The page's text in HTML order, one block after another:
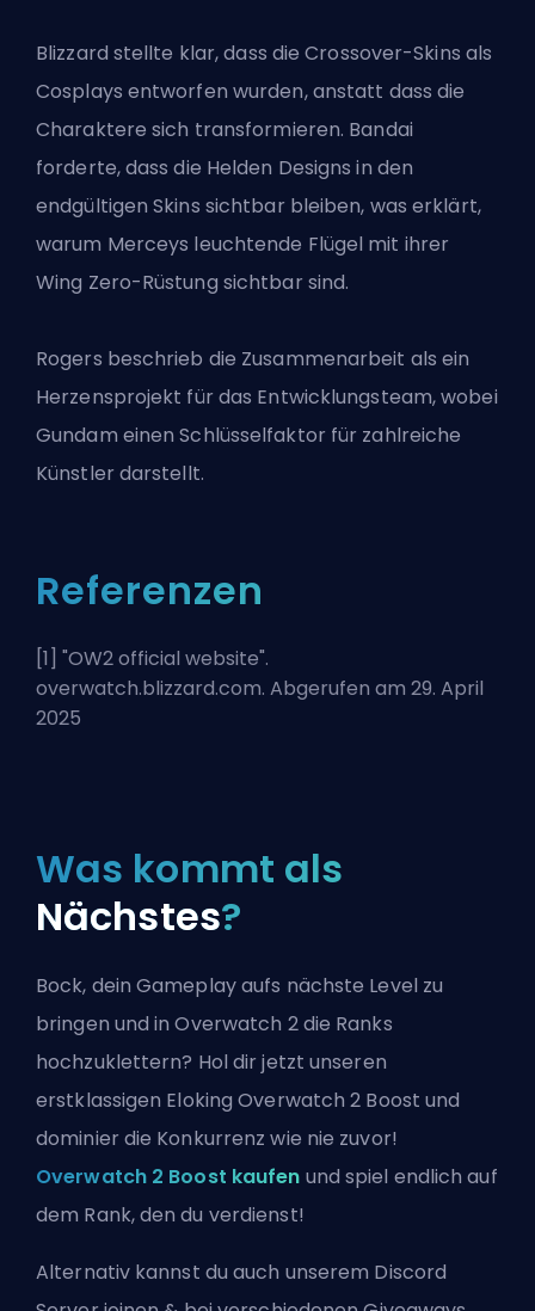
Blizzard stellte klar, dass die Crossover-Skins als
Cosplays entworfen wurden, anstatt dass die
Charaktere sich transformieren. Bandai
forderte, dass die Helden Designs in den
endgültigen Skins sichtbar bleiben, was erklärt,
warum Merceys leuchtende Flügel mit ihrer
Wing Zero-Rüstung sichtbar sind.
Rogers beschrieb die Zusammenarbeit als ein
Herzensprojekt für das Entwicklungsteam, wobei
Gundam einen Schlüsselfaktor für zahlreiche
Künstler darstellt.
Referenzen
[1] "OW2 official website".
overwatch.blizzard.com. Abgerufen am 29. April
2025
Was kommt als
Nächstes?
Bock, dein Gameplay aufs nächste Level zu
bringen und in Overwatch 2 die Ranks
hochzuklettern? Hol dir jetzt unseren
erstklassigen Eloking Overwatch 2 Boost und
dominier die Konkurrenz wie nie zuvor!
Overwatch 2 Boost kaufen und spiel endlich auf
dem Rank, den du verdienst!
Alternativ kannst du auch unserem Discord